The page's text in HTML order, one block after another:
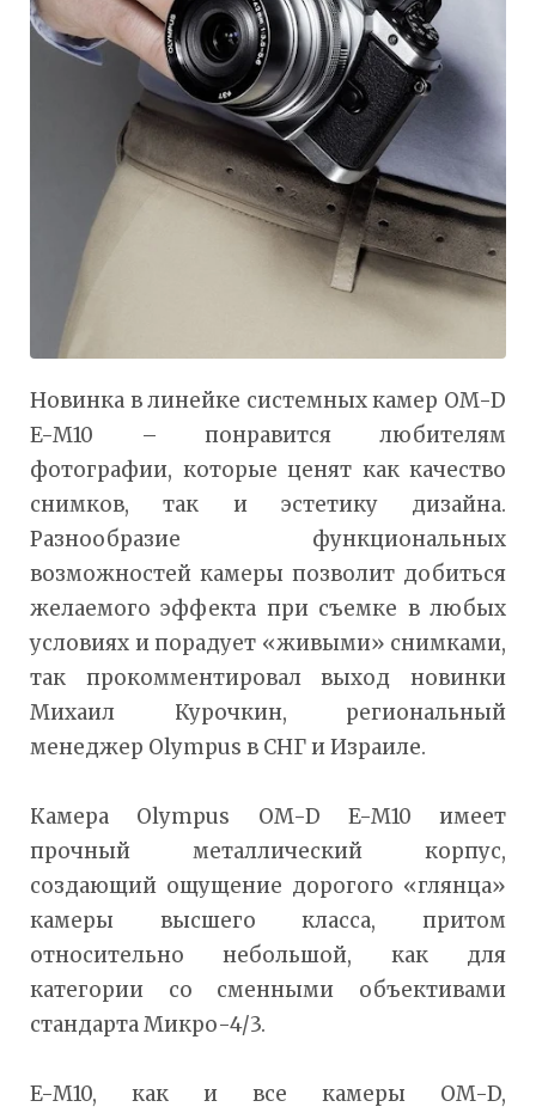
Новинка в линейке системных камер OM-D
E-M10 – понравится любителям
фотографии, которые ценят как качество
снимков, так и эстетику дизайна.
Разнообразие функциональных
возможностей камеры позволит добиться
желаемого эффекта при съемке в любых
условиях и порадует «живыми» снимками,
так прокомментировал выход новинки
Михаил Курочкин, региональный
менеджер Olympus в СНГ и Израиле.
Камера Olympus OM-D E-M10 имеет
прочный металлический корпус,
создающий ощущение дорогого «глянца»
камеры высшего класса, притом
относительно небольшой, как для
категории со сменными объективами
стандарта Микро-4/3.
E-M10, как и все камеры OM-D,